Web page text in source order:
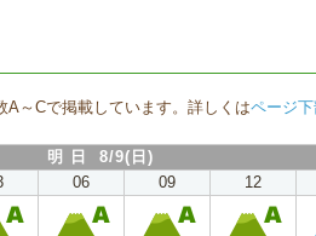
～Cで掲載しています。詳しくはページ
明 日 8/9(日)
06 09 12